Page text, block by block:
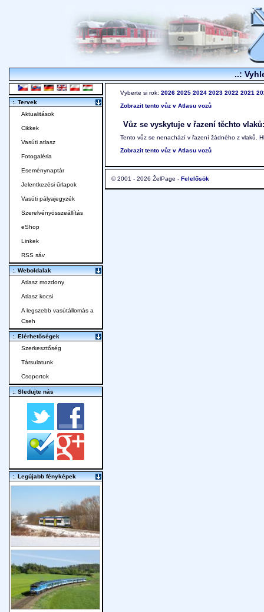
..:
Vyberte si rok: 2026 2025 2024 2023 2022 2021
Zobrazit tento vůz v Atlasu vozů
Vůz se vyskytuje v řazení těchto vlaků:
Tento vůz se nenachází v řazení žádného z vlaků.
Zobrazit tento vůz v Atlasu vozů
© 2001 - 2026 ŽelPage - Felelősök
:. Tervek
Aktualitások
Cikkek
Vasúti atlasz
Fotogaléria
Eseménynaptár
Jelentkezési űrlapok
Vasúti pályajegyzék
Szerelvényösszeállítás
eShop
Linkek
RSS sáv
:. Weboldalak
Atlasz mozdony
Atlasz kocsi
A legszebb vasútállomás a
Cseh
:. Elérhetőségek
Szerkesztőség
Társulatunk
Csoportok
:. Sledujte nás
:. Legújabb fényképek